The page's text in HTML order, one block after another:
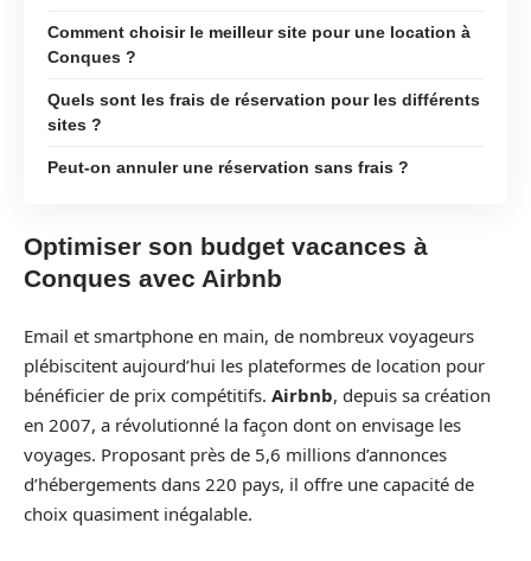
Comment choisir le meilleur site pour une location à
Conques ?
Quels sont les frais de réservation pour les différents
sites ?
Peut-on annuler une réservation sans frais ?
Optimiser son budget vacances à
Conques avec Airbnb
Email et smartphone en main, de nombreux voyageurs
plébiscitent aujourd’hui les plateformes de location pour
bénéficier de prix compétitifs. Airbnb, depuis sa création
en 2007, a révolutionné la façon dont on envisage les
voyages. Proposant près de 5,6 millions d’annonces
d’hébergements dans 220 pays, il offre une capacité de
choix quasiment inégalable.